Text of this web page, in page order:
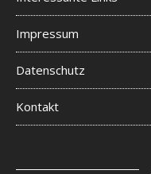
Impressum
Datenschutz
Kontakt